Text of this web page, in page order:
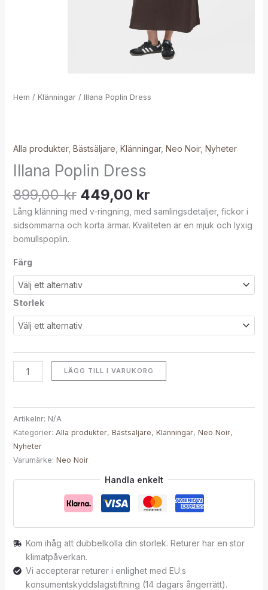
Hem / Klänningar/ Illana Poplin Dress
Alla produkter, Bästsäljare, Klänningar, Neo Noir, Nyheter
Illana Poplin Dress
899,00kr 449,00 kr
Lång klänning med v-ringning, med samlingsdetaljer, fickor i
sidsömmarna och korta ärmar. Kvaliteten är en mjuk och lyxig
bomullspoplin.
Färg
Storlek
LÄGG TILL I VARUKORG
Artikelnr: N/A
Kategorier: Alla produkter, Bästsäljare, Klänningar, Neo Noir,
Nyheter
Varumärke: Neo Noir
Handla enkelt
Kom ihåg att dubbelkolla din storlek. Returer har en stor
klimatpåverkan.
Vi accepterar returer i enlighet med EU:s
konsumentskyddslagstiftning (14 dagars ångerrätt).